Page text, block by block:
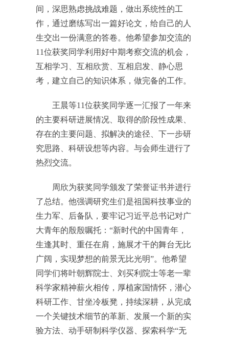
间，深思熟虑挑战难题，做出系统性的工
作，通过磨练写出一篇好论文，给自己的人
生交出一份满意的答卷。他希望参加交流的
11位获奖同学利用好中期考察交流的机会，
互相学习、互相欣赏、互相启发、静心思
考，建立自己的知识体系，做完备的工作。
王晨等11位获奖同学逐一汇报了一年来
的主要科研进展情况、取得的阶段性成果、
存在的主要问题、拟解决的途径、下一步研
究思路、科研设想等内容。与会师生进行了
热烈交流。
周欣为获奖同学颁发了荣誉证书并进行
了总结。他强调研究生们是祖国科技事业的
生力军、后备队，要牢记习近平总书记对广
大青年的殷殷嘱托：“新时代的中国青年，
生逢其时、重任在肩，施展才干的舞台无比
广阔，实现梦想的前景无比光明”。他希望
同学们将叶朝辉院士、刘买利院士等老一辈
科学家精神薪火相传，厚植家国情怀，潜心
科研工作、甘坐冷板凳，持续深耕，从完成
一个关键技术细节的革新、发展一个新的实
验方法、动手研制科学仪器、探索科学“无